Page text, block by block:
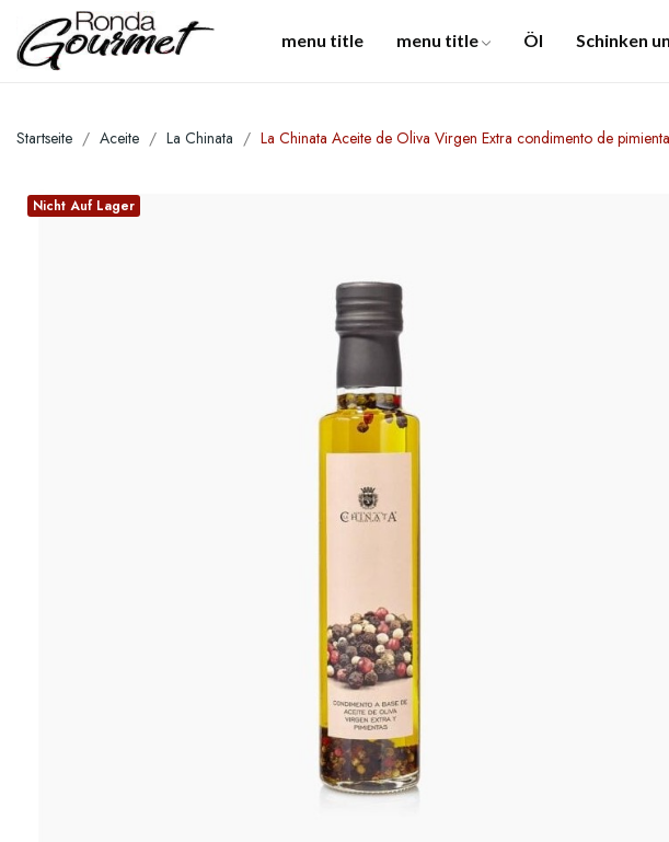
menu title menu title Öl Schinken
Startseite Aceite La Chinata La Chinata Aceite de Oliva Virgen Extra condimento de
Nicht Auf Lager